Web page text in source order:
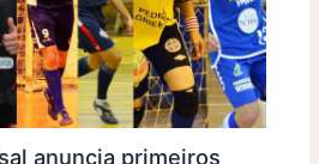
anuncia primeiros